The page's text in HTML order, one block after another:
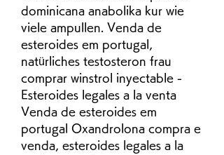
dominicana anabolika kur wie
viele ampullen. Venda de
esteroides em portugal,
natürliches testosteron frau
comprar winstrol inyectable -
Esteroides legales a la venta
Venda de esteroides em
portugal Oxandrolona compra e
venda, esteroides legales a la